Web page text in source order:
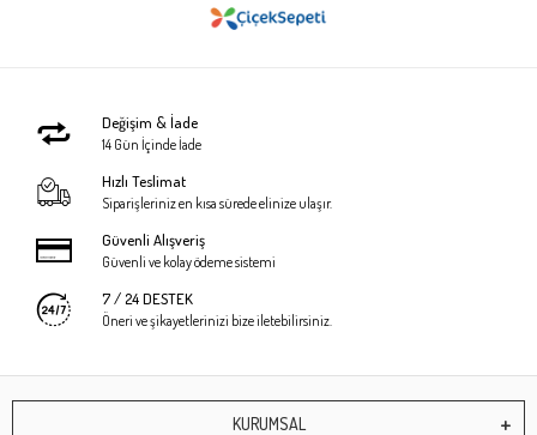
Değişim & İade
14 Gün İçinde İade
Hızlı Teslimat
Siparişleriniz en kısa sürede elinize ulaşır.
Güvenli Alışveriş
Güvenli ve kolay ödeme sistemi
7 / 24 DESTEK
Öneri ve şikayetlerinizi bize iletebilirsiniz.
KURUMSAL